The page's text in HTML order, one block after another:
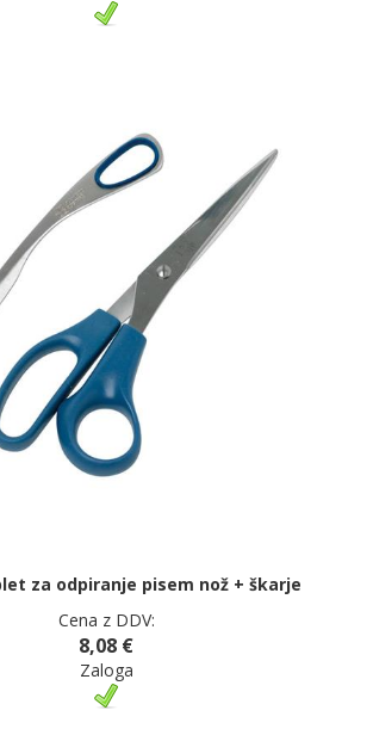
za odpiranje pisem nož + škarje
Cena z DDV:
8,08 €
Zaloga